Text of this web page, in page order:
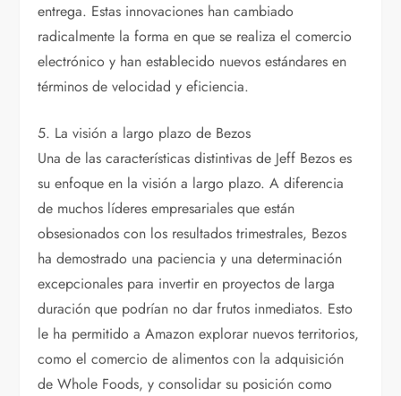
entrega. Estas innovaciones han cambiado
radicalmente la forma en que se realiza el comercio
electrónico y han establecido nuevos estándares en
términos de velocidad y eficiencia.
5. La visión a largo plazo de Bezos
Una de las características distintivas de Jeff Bezos es
su enfoque en la visión a largo plazo. A diferencia
de muchos líderes empresariales que están
obsesionados con los resultados trimestrales, Bezos
ha demostrado una paciencia y una determinación
excepcionales para invertir en proyectos de larga
duración que podrían no dar frutos inmediatos. Esto
le ha permitido a Amazon explorar nuevos territorios,
como el comercio de alimentos con la adquisición
de Whole Foods, y consolidar su posición como